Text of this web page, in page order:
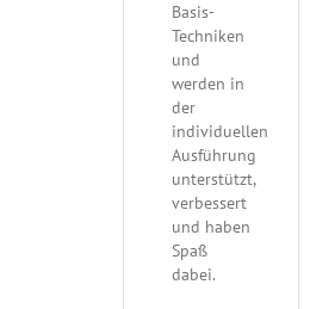
Basis-
Techniken
und
werden in
der
individuellen
Ausführung
unterstützt,
verbessert
und haben
Spaß
dabei.